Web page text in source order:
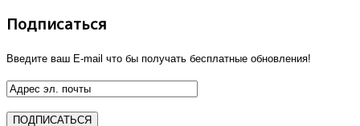
Подписаться
Введите ваш E-mail что бы получать бесплатные обновления!